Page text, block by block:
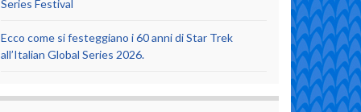
Series Festival
Ecco come si festeggiano i 60 anni di Star Trek
all’Italian Global Series 2026.